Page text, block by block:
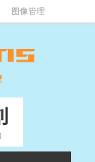
图像管理